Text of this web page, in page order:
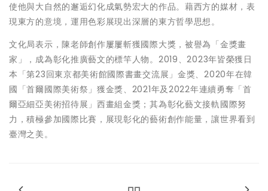
使他與大自然的邂逅幻化成氣勢宏大的作品。藉西方的媒材，表
現東方的意境，運用色彩展現出深層的東方哲學思想。
文化局表示，陳老師創作屢屢斬獲國際大獎，被譽為「金獎畫
家」，成為彰化推廣藝文的標竿人物。2019、2023年皆榮獲日
本「第23回東京都美術館國際書畫交流展」金獎、2020年在韓
國「首爾國際美術祭」獲金獎、2021年及2022年連續勇奪「首
爾亞細亞美術招待展」西畫組金獎；其為彰化藝文接軌國際努
力，積極參加國際比賽，展現彰化的藝術創作能量，讓世界看到
臺灣之美。